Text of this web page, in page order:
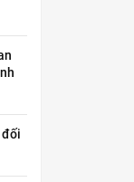
đối